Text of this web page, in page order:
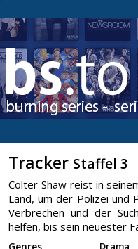
Tracker Staffel 3
Colter Shaw reist in
Land, um der Polizei und
Verbrechen und der
helfen, bis sein neuester
Drama